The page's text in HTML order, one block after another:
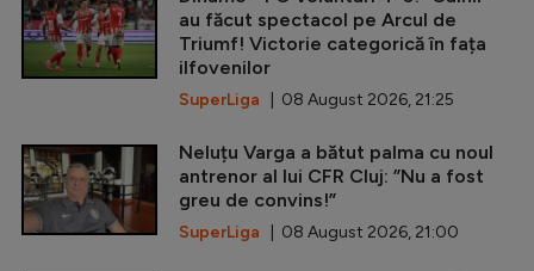
au făcut spectacol pe Arcul de
Triumf! Victorie categorică în fața
ilfovenilor
SuperLiga | 08 August 2026, 21:25
Neluțu Varga a bătut palma cu noul
antrenor al lui CFR Cluj: ”Nu a fost
greu de convins!”
SuperLiga | 08 August 2026, 21:00